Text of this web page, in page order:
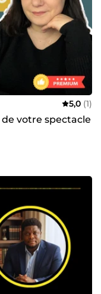
5,0 (1)
votre spectacle